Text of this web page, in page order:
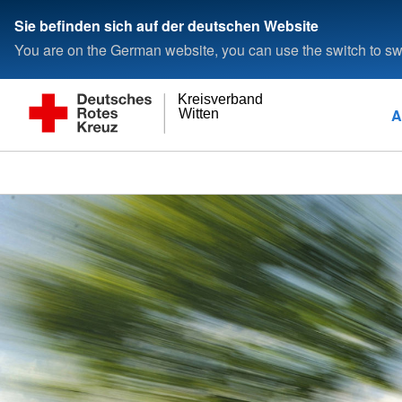
Sie befinden sich auf der deutschen Website
You are on the German website, you can use the switch to
Witten
Kreisverband